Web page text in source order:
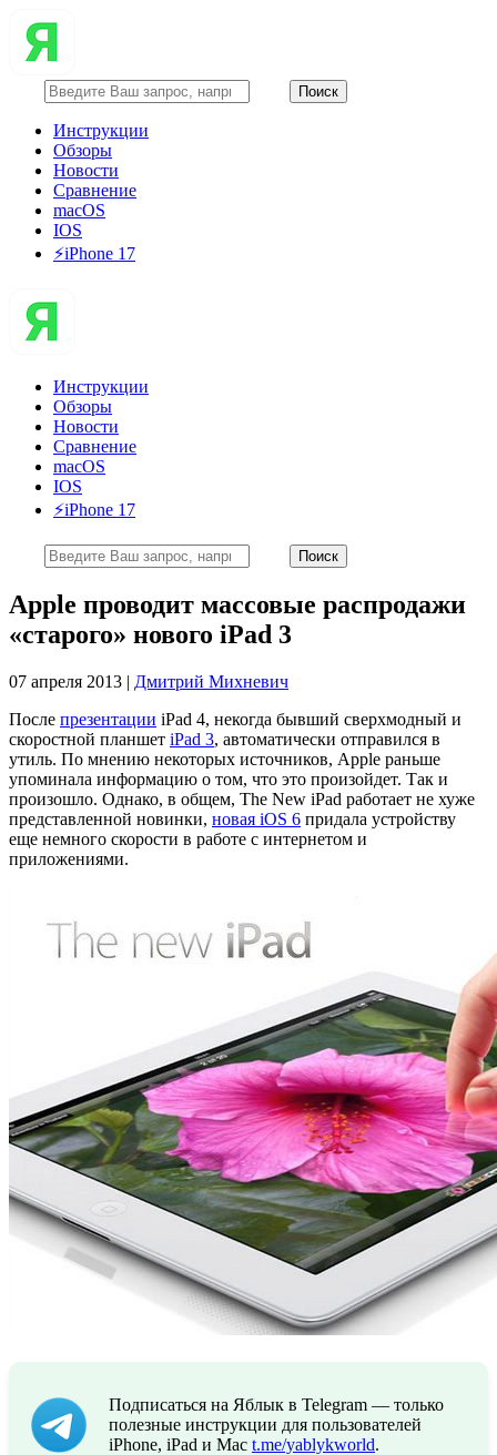
Инструкции
Обзоры
Новости
Сравнение
macOS
IOS
⚡️iPhone 17
Инструкции
Обзоры
Новости
Сравнение
macOS
IOS
⚡️iPhone 17
Apple проводит массовые распродажи
«старого» нового iPad 3
07 апреля 2013 | Дмитрий Михневич
После презентации iPad 4, некогда бывший сверхмодный и
скоростной планшет iPad 3, автоматически отправился в
утиль. По мнению некоторых источников, Apple раньше
упоминала информацию о том, что это произойдет. Так и
произошло. Однако, в общем, The New iPad работает не хуже
представленной новинки, новая iOS 6 придала устройству
еще немного скорости в работе с интернетом и
приложениями.
Подписаться на Яблык в Telegram — только
полезные инструкции для пользователей
iPhone, iPad и Mac t.me/yablykworld.